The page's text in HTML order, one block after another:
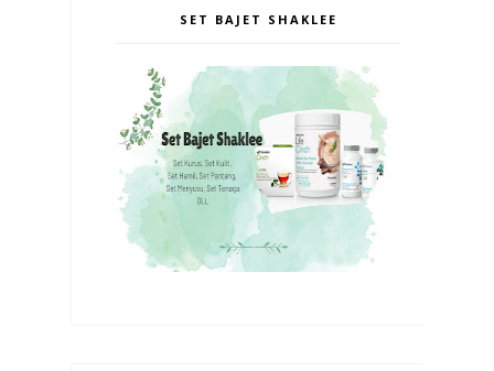
SET BAJET SHAKLEE